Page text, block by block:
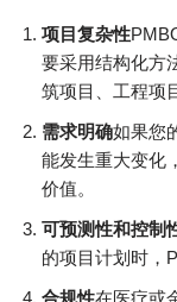
项目复杂性
要采用结构化方
筑项目、工程项
需求明确如果您
能发生重大变化
价值。
可预测性和控制
的项目计划时，